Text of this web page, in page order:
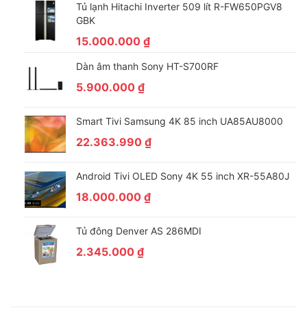
Tủ lạnh Hitachi Inverter 509 lít R-FW650PGV8
GBK
15.000.000 ₫
Dàn âm thanh Sony HT-S700RF
5.900.000 ₫
Smart Tivi Samsung 4K 85 inch UA85AU8000
22.363.990 ₫
Android Tivi OLED Sony 4K 55 inch XR-55A80J
18.000.000 ₫
Tủ đông Denver AS 286MDI
2.345.000 ₫